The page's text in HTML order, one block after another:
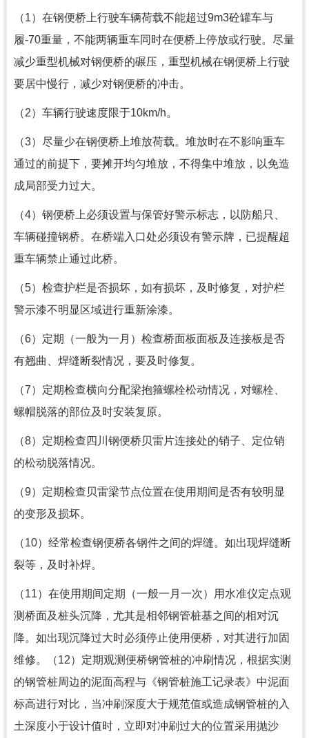
（1）在钢便桥上行驶车辆荷载不能超过9m3砼罐车与
履-70重量，不能两辆重车同时在便桥上停放或行驶。尽量
减少重型机械对钢便桥的碾压，重型机械在钢便桥上行驶
要居中慢行，减少对钢便桥的冲击。
（2）车辆行驶速度限于10km/h。
（3）尽量少在钢便桥上堆放荷载。堆放时在不影响重车
通过的前提下，要摊开均匀堆放，不得集中堆放，以免造
成局部受力过大。
（4）钢便桥上必须设置与保管好警示标志，以防船只、
车辆碰撞钢桥。在桥端入口处必须设有警示牌，已提醒超
重车辆禁止通过此桥。
（5）检查护栏是否损坏，如有损坏，及时修复，对护栏
警示漆不明显区域进行重新涂漆。
（6）定期（一般为一月）检查桥面板面板及连接板是否
有翘曲、焊缝断裂情况，要及时修复。
（7）定期检查横向分配梁抱箍螺栓松动情况，对螺栓、
螺帽脱落的部位及时安装复原。
（8）定期检查 四川钢便桥 贝雷片连接处的销子、定位销
的松动脱落情况。
（9）定期检查贝雷梁节点位置在使用期间是否有较明显
的变形及损坏。
（10）经常检查钢便桥各钢件之间的焊缝。如出现焊缝断
裂等，及时补焊。
（11）在使用期间定期（一般一月一次）用水准仪定点观
测桥面及桩头沉降，尤其是相邻钢管桩基之间的相对沉
降。如出现沉降过大时必须停止使用便桥，对其进行加固
维修。（12）定期观测便桥钢管桩的冲刷情况，根据实测
的钢管桩周边的泥面高程与《钢管桩施工记录表》中泥面
标高进行对比，当冲刷深度大于规范值或造成钢管桩的入
土深度小于设计值时，立即对冲刷过大的位置采用抛沙